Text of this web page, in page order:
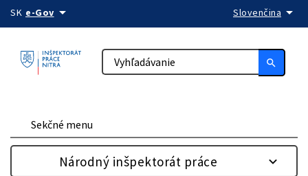
Preskočiť na obsah
SK e-Govarrow_drop_down Slovenčina arrow_drop_down
search
Sekčné menu
Národný inšpektorát práce